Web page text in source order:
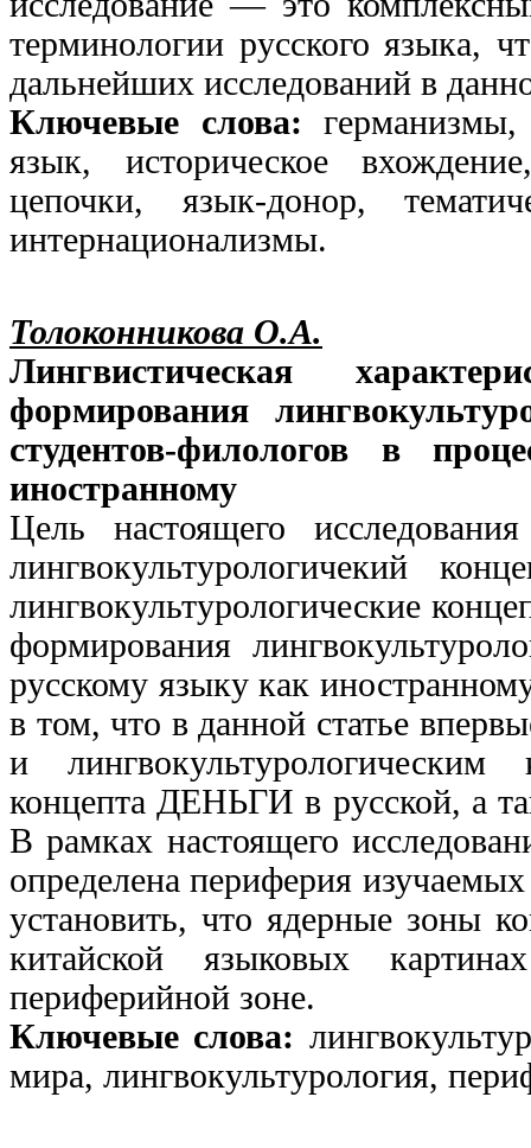
терминологии русского языка,
дальнейших исследований в
Ключевые слова:германизмы,
язык, историческое
цепочки, язык-донор,
интернационализмы.
Толоконникова О.А.
Лингвистическая
формирования
студентов-филологов в
иностранному
Цель настоящего
лингвокультурологичекий
лингвокультурологические
формирования
русскому языку как
в том, что в данной статье
и
концепта ДЕНЬГИ в русской, а
В рамках настоящего
определена периферия
установить, что ядерные зоны
китайской языковых
периферийной зоне.
Ключевые слова:
мира, лингвокультурология,